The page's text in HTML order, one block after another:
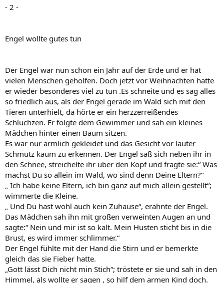
r
- 2 -
Engel wollte gutes tun
Der Engel war nun schon ein Jahr auf der Erde und er hat
vielen Menschen geholfen. Doch jetzt vor Weihnachten hatte
er wieder besonderes viel zu tun .Es schneite und es sag alles
so friedlich aus, als der Engel gerade im Wald sich mit den
Tieren unterhielt, da hörte er ein herzzerreißendes
Schluchzen. Er folgte dem Gewimmer und sah ein kleines
Mädchen hinter einen Baum sitzen.
Es war nur ärmlich gekleidet und das Gesicht vor lauter
Schmutz kaum zu erkennen. Der Engel saß sich neben ihr in
den Schnee, streichelte ihr über den Kopf und fragte sie:“ Was
machst Du so allein im Wald, wo sind denn Deine Eltern?“
„ Ich habe keine Eltern, ich bin ganz auf mich allein gestellt“;
wimmerte die Kleine.
„ Und Du hast wohl auch kein Zuhause“, erahnte der Engel.
Das Mädchen sah ihn mit großen verweinten Augen an und
sagte:“ Nein und mir ist so kalt. Mein Husten sticht bis in die
Brust, es wird immer schlimmer.“
Der Engel fühlte mit der Hand die Stirn und er bemerkte
gleich das sie Fieber hatte.
„Gott lässt Dich nicht min Stich“; tröstete er sie und sah in den
Himmel, als wollte er sagen , so hilf dem armen Kind doch.